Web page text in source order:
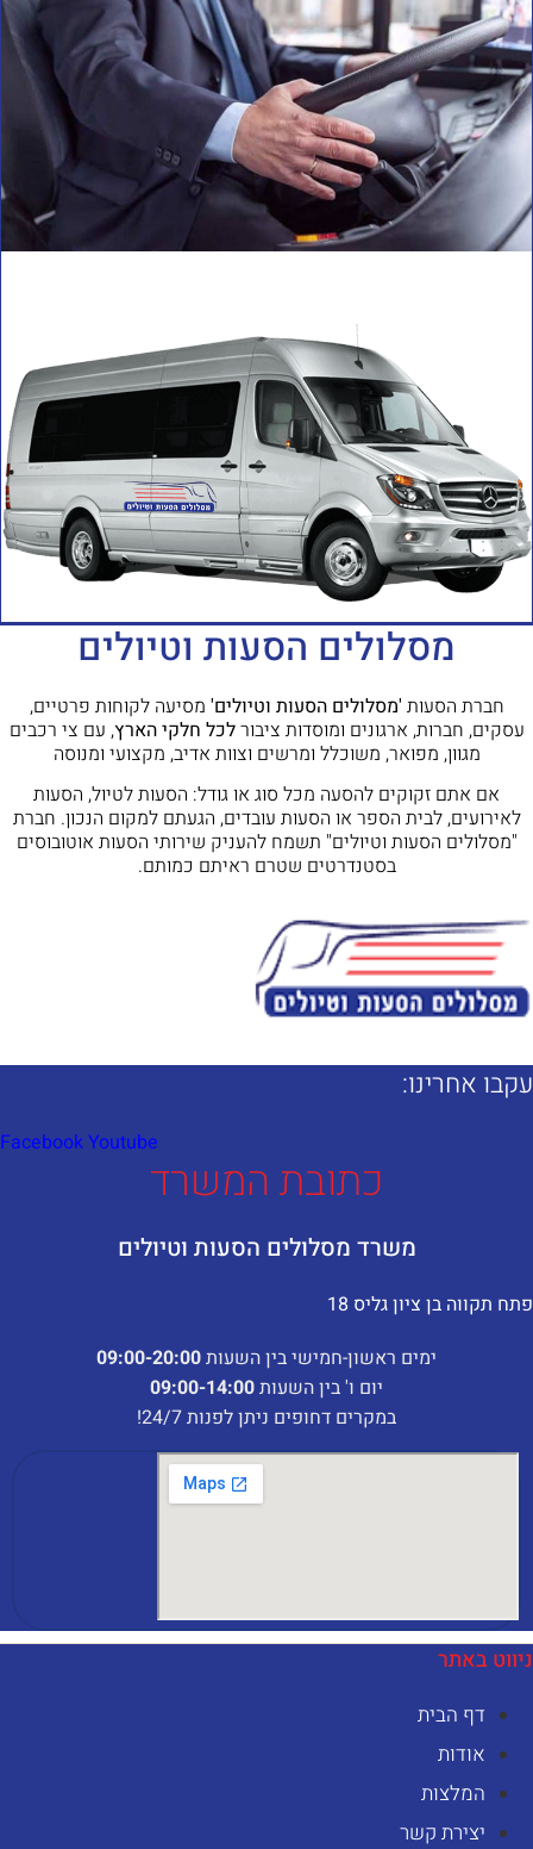
מסלולים הסעות וטיולים
חברת הסעות'מסלולים הסעות וטיולים'מסיעה לקוחות פרטיים,
עסקים, חברות, ארגונים ומוסדות ציבורלכל חלקי הארץ, עם צי רכבים
מגוון, מפואר, משוכלל ומרשים וצוות אדיב, מקצועי ומנוסה
אם אתם זקוקים להסעה מכל סוג או גודל: הסעות לטיול, הסעות
לאירועים, לבית הספר או הסעות עובדים, הגעתם למקום הנכון. חברת
"מסלולים הסעות וטיולים" תשמח להעניק שירותי הסעות אוטובוסים
בסטנדרטים שטרם ראיתם כמותם.
אחרינו:​
FacebookYoutube
כתובת המשרד
משרד מסלולים הסעות וטיולים
תקווה בן ציון גליס 18
ימים ראשון-חמישי בין השעות
09:00-20:00
יום ו' בין השעות09:00-14:00
במקרים דחופים ניתן לפנות 24/7!
באתר
דף הבית
אודות
המלצות
יצירת קשר